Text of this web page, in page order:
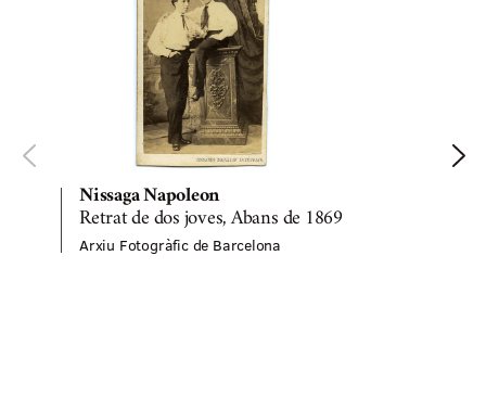
Nissaga Napoleon
Retrat de dos joves, Abans de 1869
Arxiu Fotogràfic de Barcelona